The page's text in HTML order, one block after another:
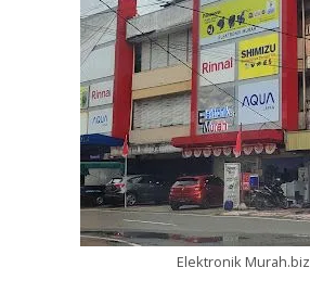
Elektronik Murah.biz